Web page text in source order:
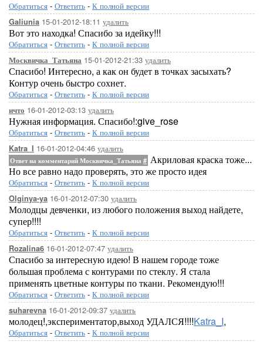
Обратиться - Ответить - К полной версии
Galiunia 15-01-2012-18:11 удалить
Вот это находка! Спасибо за идейку!!!
Обратиться - Ответить - К полной версии
Москвичка_Татьяна 15-01-2012-21:33 удалить
Спасибо! Интересно, а как он будет в точках засыхать?
Контур очень быстро сохнет.
Обратиться - Ответить - К полной версии
ичто 16-01-2012-03:13 удалить
Нужная информация. Спасибо!:give_rose
Обратиться - Ответить - К полной версии
Katra_I 16-01-2012-04:46 удалить
Ответ на комментарий Москвичка_Татьяна # Акриловая краска тоже...
Но все равно надо проверять, это же просто идея
Обратиться - Ответить - К полной версии
Olginya-ya 16-01-2012-07:30 удалить
Молодцы девченки, из любого положения выход найдете,
супер!!!!
Обратиться - Ответить - К полной версии
Rozalina6 16-01-2012-07:47 удалить
Спасибо за интересную идею! В нашем городе тоже
большая проблема с контурами по стеклу. Я стала
применять цветные контуры по ткани. Рекомендую!!!
Обратиться - Ответить - К полной версии
suharevna 16-01-2012-09:37 удалить
молодец!,экспериментатор,выход УДАЛСЯ!!!!Katra_I,
Обратиться - Ответить - К полной версии